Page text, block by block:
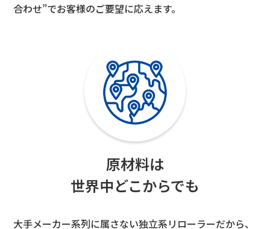
合わせ”でお客様のご要望に応えます。
原材料は
世界中どこからでも
大手メーカー系列に属さない独立系リローラーだから、